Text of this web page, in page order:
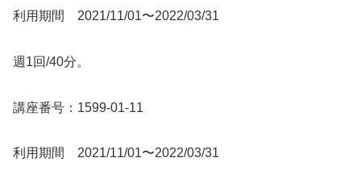
利用期間 2021/11/01〜2022/03/31
週1回/40分。
講座番号：1599-01-11
利用期間 2021/11/01〜2022/03/31